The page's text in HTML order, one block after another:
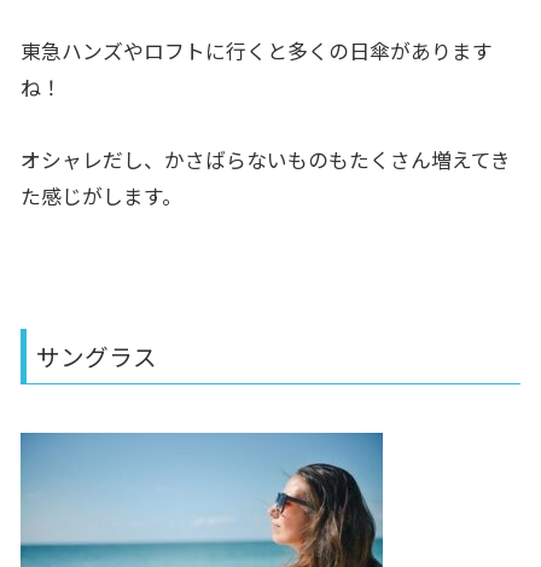
東急ハンズやロフトに行くと多くの日傘があります
ね！
オシャレだし、かさばらないものもたくさん増えてき
た感じがします。
サングラス